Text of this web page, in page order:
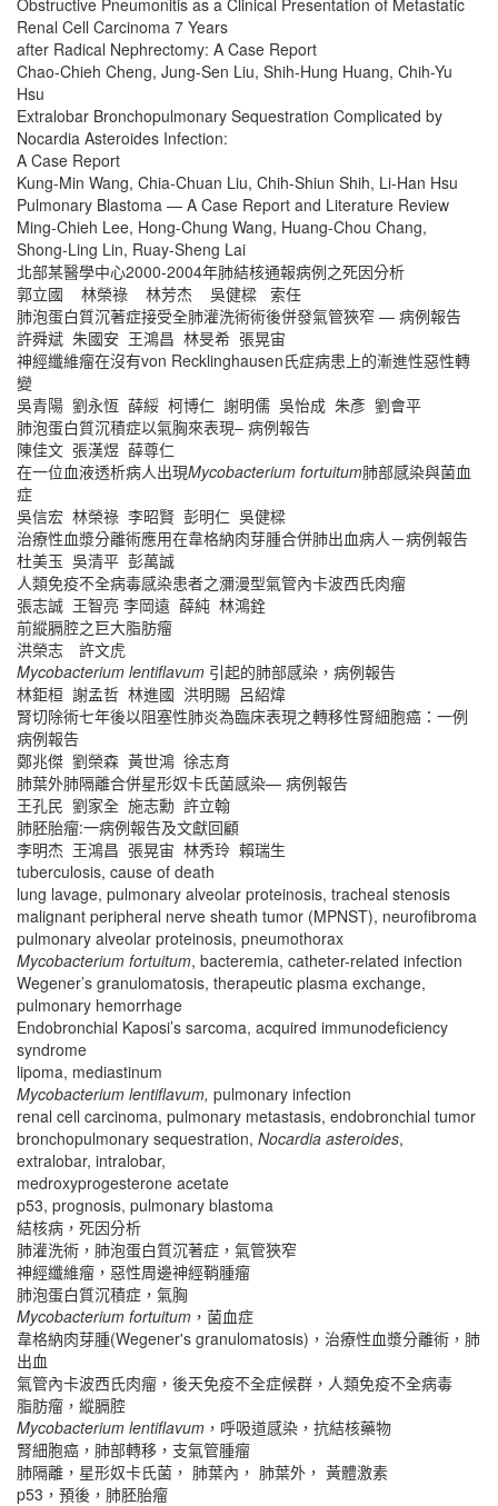
Obstructive Pneumonitis as a Clinical Presentation of Metastatic
Renal Cell Carcinoma 7 Years
after Radical Nephrectomy: A Case Report
Chao-Chieh Cheng, Jung-Sen Liu, Shih-Hung Huang, Chih-Yu
Hsu
Extralobar Bronchopulmonary Sequestration Complicated by
Nocardia Asteroides Infection:
A Case Report
Kung-Min Wang, Chia-Chuan Liu, Chih-Shiun Shih, Li-Han Hsu
Pulmonary Blastoma — A Case Report and Literature Review
Ming-Chieh Lee, Hong-Chung Wang, Huang-Chou Chang,
Shong-Ling Lin, Ruay-Sheng Lai
北部某醫學中心2000-2004年肺結核通報病例之死因分析
郭立國 林榮祿 林芳杰 吳健樑 索任
肺泡蛋白質沉著症接受全肺灌洗術術後併發氣管狹窄 — 病例報告
許舜斌 朱國安 王鴻昌 林旻希 張晃宙
神經纖維瘤在沒有von Recklinghausen氏症病患上的漸進性惡性轉
變
吳青陽 劉永恆 薛綏 柯博仁 謝明儒 吳怡成 朱彥 劉會平
肺泡蛋白質沉積症以氣胸來表現– 病例報告
陳佳文 張漢煜 薛尊仁
在一位血液透析病人出現Mycobacterium fortuitum肺部感染與菌血
症
吳信宏 林榮祿 李昭賢 彭明仁 吳健樑
治療性血漿分離術應用在韋格納肉芽腫合併肺出血病人－病例報告
杜美玉 吳清平 彭萬誠
人類免疫不全病毒感染患者之瀰漫型氣管內卡波西氏肉瘤
張志誠 王智亮 李岡遠 薛純 林鴻銓
前縱膈腔之巨大脂肪瘤
洪榮志 許文虎
Mycobacterium lentiflavum 引起的肺部感染，病例報告
林鉅桓 謝孟哲 林進國 洪明賜 呂紹煒
腎切除術七年後以阻塞性肺炎為臨床表現之轉移性腎細胞癌：一例
病例報告
鄭兆傑 劉榮森 黃世鴻 徐志育
肺葉外肺隔離合併星形奴卡氏菌感染— 病例報告
王孔民 劉家全 施志勳 許立翰
肺胚胎瘤:一病例報告及文獻回顧
李明杰 王鴻昌 張晃宙 林秀玲 賴瑞生
tuberculosis, cause of death
lung lavage, pulmonary alveolar proteinosis, tracheal stenosis
malignant peripheral nerve sheath tumor (MPNST), neurofibroma
pulmonary alveolar proteinosis, pneumothorax
Mycobacterium fortuitum, bacteremia, catheter-related infection
Wegener’s granulomatosis, therapeutic plasma exchange,
pulmonary hemorrhage
Endobronchial Kaposi’s sarcoma, acquired immunodeficiency
syndrome
lipoma, mediastinum
Mycobacterium lentiflavum, pulmonary infection
renal cell carcinoma, pulmonary metastasis, endobronchial tumor
bronchopulmonary sequestration, Nocardia asteroides,
extralobar, intralobar,
medroxyprogesterone acetate
p53, prognosis, pulmonary blastoma
結核病，死因分析
肺灌洗術，肺泡蛋白質沉著症，氣管狹窄
神經纖維瘤，惡性周邊神經鞘腫瘤
肺泡蛋白質沉積症，氣胸
Mycobacterium fortuitum ，菌血症
韋格納肉芽腫(Wegener's granulomatosis)，治療性血漿分離術，肺
出血
氣管內卡波西氏肉瘤，後天免疫不全症候群，人類免疫不全病毒
脂肪瘤，縱膈腔
Mycobacterium lentiflavum ，呼吸道感染，抗結核藥物
腎細胞癌，肺部轉移，支氣管腫瘤
肺隔離，星形奴卡氏菌， 肺葉內， 肺葉外， 黃體激素
p53，預後，肺胚胎瘤